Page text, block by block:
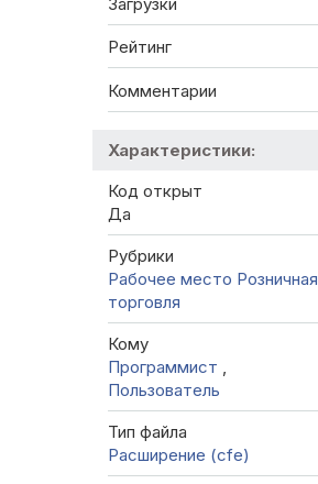
Рейтинг
Комментарии
Характеристики:
Код открыт
Да
Рубрики
Рабочее место Розничная
торговля
Кому
Программист
Пользователь
Тип файла
Расширение (cfe)